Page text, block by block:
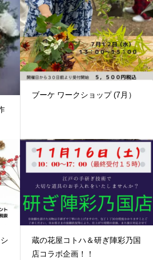
ブーケ ワークショップ (7月）
蔵の花屋コトハ＆研ぎ陣彩乃国
店コラボ企画！！